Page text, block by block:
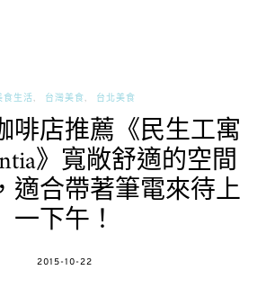
食生活 台灣美食 台北美食
啡店推薦《民生工寓
》寬敞舒適的空間
適合帶著筆電來待上
一下午！
POSTED
2015-10-22